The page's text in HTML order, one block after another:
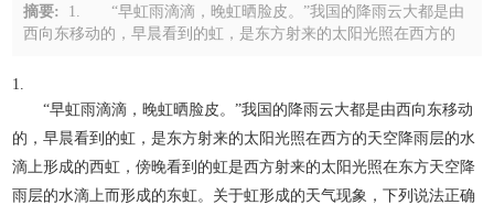
服务信息
摘要: 1. “早虹雨滴滴，晚虹晒脸皮。”我国的降雨云大都是由
西向东移动的，早晨看到的虹，是东方射来的太阳光照在西方的
1.
“早虹雨滴滴，晚虹晒脸皮。”我国的降雨云大都是由西向东移动
的，早晨看到的虹，是东方射来的太阳光照在西方的天空降雨层的水
滴上形成的西虹，傍晚看到的虹是西方射来的太阳光照在东方天空降
雨层的水滴上而形成的东虹。关于虹形成的天气现象，下列说法正确